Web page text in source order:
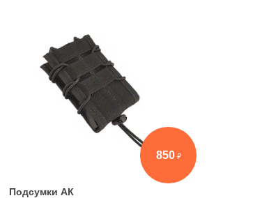
850
Подсумки АК